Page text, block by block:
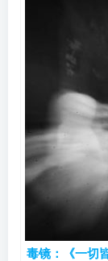
毒镜：《一切